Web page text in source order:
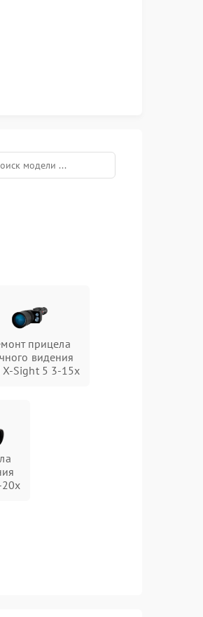
прицела
видения
X-Sight 5 3-15x
20x